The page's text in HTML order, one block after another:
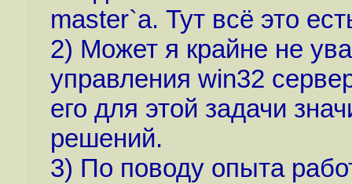
master`a. Тут всё это
2) Может я крайне не
управления win32
его для этой задачи
решений.
3) По поводу опыта